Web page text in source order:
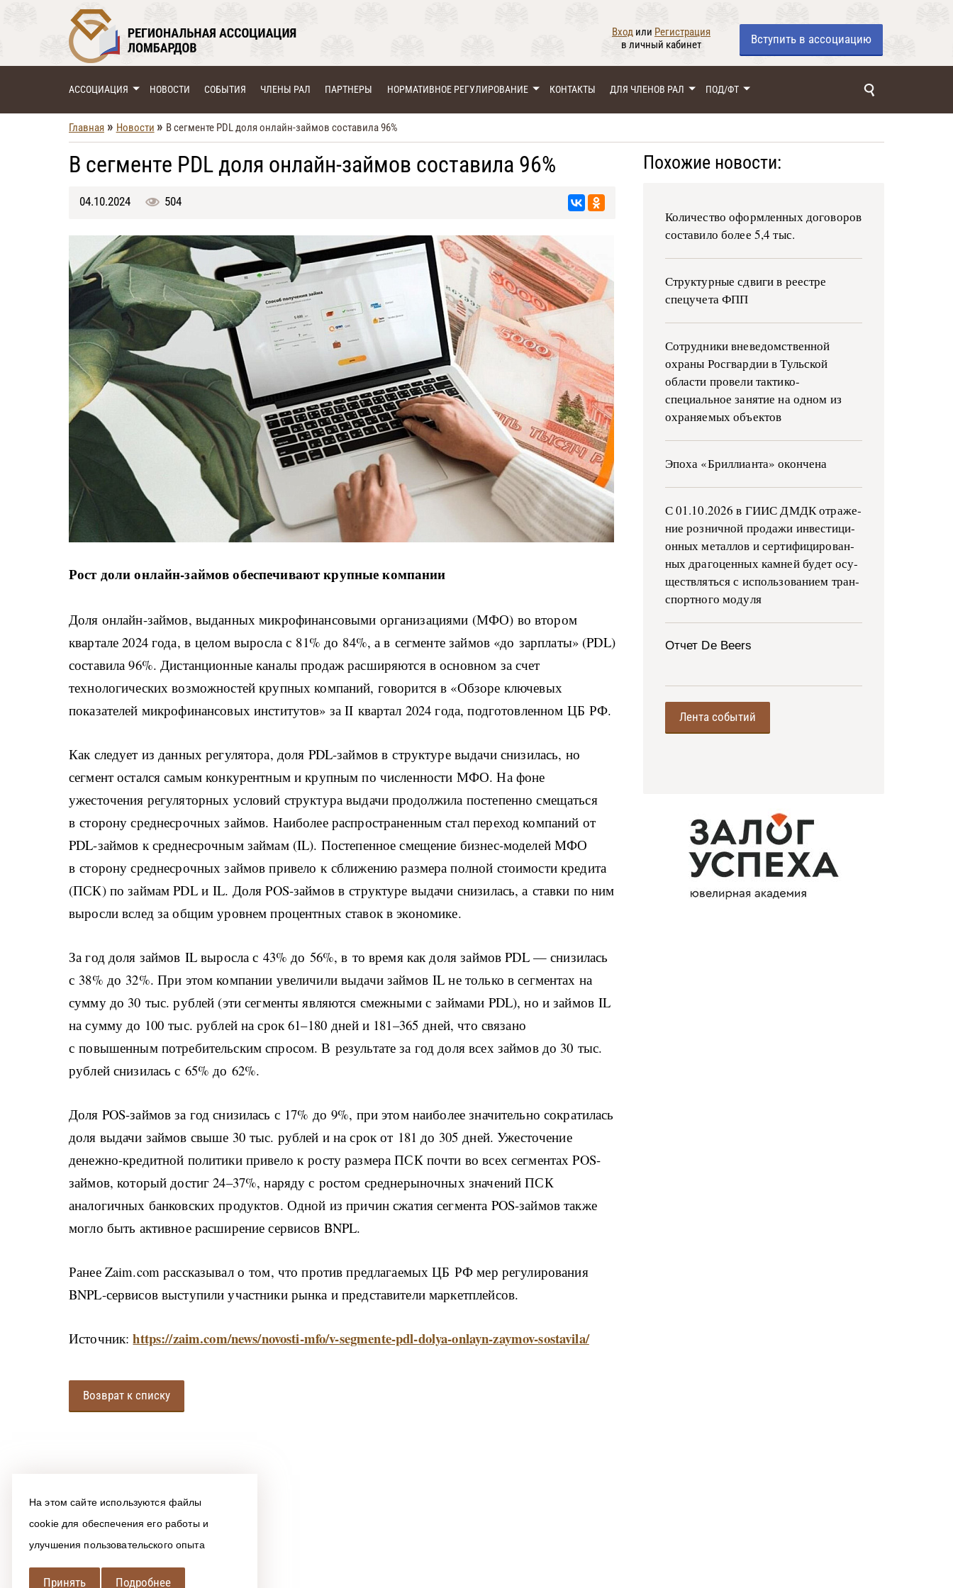
На этом сайте используются файлы
cookie для обеспечения его работы и
улучшения пользовательского опыта
Принять Подробнее
Вход или Регистрация
в личный кабинет
Вступить в ассоциацию
АССОЦИАЦИЯ НОВОСТИ СОБЫТИЯ ЧЛЕНЫ РАЛ ПАРТНЕРЫ НОРМАТИВНОЕ РЕГУЛИРОВАНИЕ КОНТАКТЫ ДЛЯ ЧЛЕНОВ РАЛ ПОД/ФТ
Главная » Новости » В сегменте PDL доля онлайн-займов составила 96%
В сегменте PDL доля онлайн-займов составила 96%
04.10.2024 504
Рост доли онлайн-займов обеспечивают крупные компании
Доля онлайн-займов, выданных микрофинансовыми организациями (МФО) во втором
квартале 2024 года, в целом выросла с 81% до 84%, а в сегменте займов «до зарплаты» (PDL)
составила 96%. Дистанционные каналы продаж расширяются в основном за счет
технологических возможностей крупных компаний, говорится в «Обзоре ключевых
показателей микрофинансовых институтов» за II квартал 2024 года, подготовленном ЦБ РФ.
Как следует из данных регулятора, доля PDL-займов в структуре выдачи снизилась, но
сегмент остался самым конкурентным и крупным по численности МФО. На фоне
ужесточения регуляторных условий структура выдачи продолжила постепенно смещаться
в сторону среднесрочных займов. Наиболее распространенным стал переход компаний от
PDL-займов к среднесрочным займам (IL). Постепенное смещение бизнес-моделей МФО
в сторону среднесрочных займов привело к сближению размера полной стоимости кредита
(ПСК) по займам PDL и IL. Доля POS-займов в структуре выдачи снизилась, а ставки по ним
выросли вслед за общим уровнем процентных ставок в экономике.
За год доля займов IL выросла с 43% до 56%, в то время как доля займов PDL — снизилась
с 38% до 32%. При этом компании увеличили выдачи займов IL не только в сегментах на
сумму до 30 тыс. рублей (эти сегменты являются смежными с займами PDL), но и займов IL
на сумму до 100 тыс. рублей на срок 61–180 дней и 181–365 дней, что связано
с повышенным потребительским спросом. В результате за год доля всех займов до 30 тыс.
рублей снизилась с 65% до 62%.
Доля POS-займов за год снизилась с 17% до 9%, при этом наиболее значительно сократилась
доля выдачи займов свыше 30 тыс. рублей и на срок от 181 до 305 дней. Ужесточение
денежно-кредитной политики привело к росту размера ПСК почти во всех сегментах POS-
займов, который достиг 24–37%, наряду с ростом среднерыночных значений ПСК
аналогичных банковских продуктов. Одной из причин сжатия сегмента POS-займов также
могло быть активное расширение сервисов BNPL.
Ранее Zaim.com рассказывал о том, что против предлагаемых ЦБ РФ мер регулирования
BNPL-сервисов выступили участники рынка и представители маркетплейсов.
Источник:https://zaim.com/news/novosti-mfo/v-segmente-pdl-dolya-onlayn-zaymov-sostavila/
Возврат к списку
Похожие новости:
Количество оформленных договоров
составило более 5,4 тыс.
Структурные сдвиги в реестре
спецучета ФПП
Сотрудники вневедомственной
охраны Росгвардии в Тульской
области провели тактико-
специальное занятие на одном из
охраняемых объектов
Эпоха «Бриллианта» окончена
С 01.10.2026 в ГИИС ДМДК от­ра­же­
ние роз­ни­ч­ной про­да­жи ин­ве­сти­ци­
он­ных ме­тал­лов и сер­ти­фи­ци­ро­ван­
ных дра­го­цен­ных ка­м­ней бу­дет осу­
ще­ств­лять­ся с ис­поль­зо­ва­ни­ем тран­
с­пор­т­но­го мо­ду­ля
Отчет De Beers
Лента событий